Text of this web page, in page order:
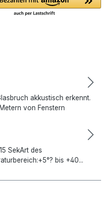
akkustisch erkennt.
von Fenstern
SekArt des
bis +40...